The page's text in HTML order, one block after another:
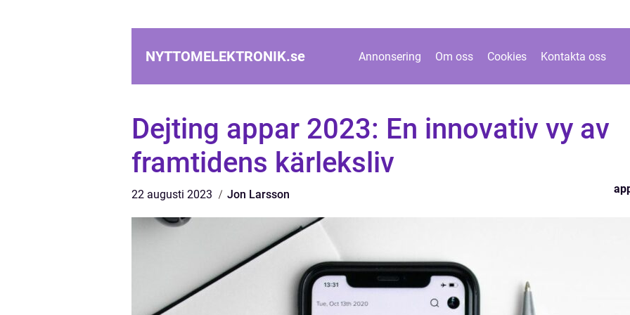
NYTTOMELEKTRONIK.se Annonsering Om oss Cookies Kontakta oss
Dejting appar 2023: En innovativ vy av
framtidens kärleksliv
22 augusti 2023 Jon Larsson